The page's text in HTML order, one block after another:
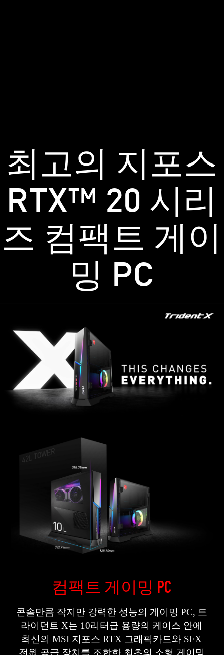
최고의 지포스
RTX™ 20 시리
즈 컴팩트 게이
밍 PC
컴팩트 게이밍 PC
콘솔만큼 작지만 강력한 성능의 게이밍 PC, 트
라이던트 X는 10리터급 용량의 케이스 안에
최신의 MSI 지포스 RTX 그래픽카드와 SFX